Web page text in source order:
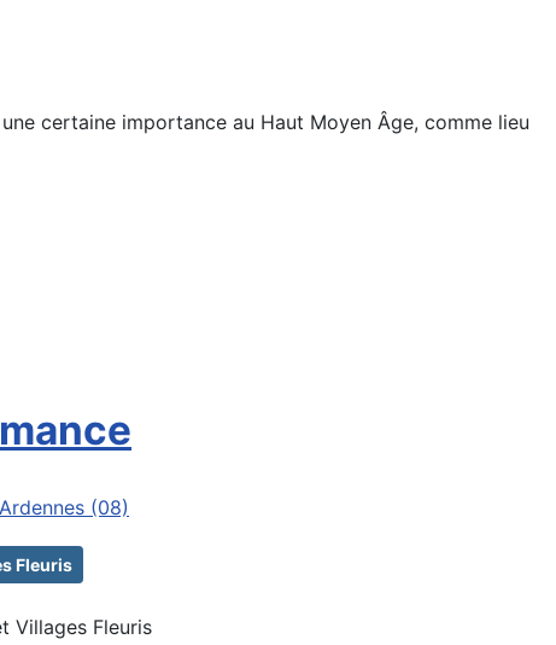
certaine importance au Haut Moyen Âge, comme lieu
Ardennes (08)
Fleuris
Villages Fleuris